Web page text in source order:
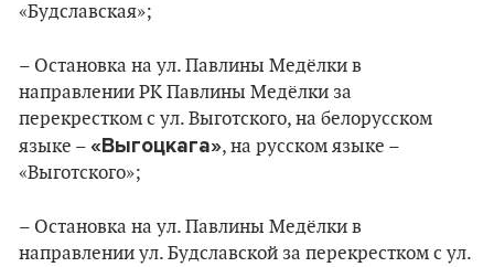
«Будславская»;
– Остановка на ул. Павлины Медёлки в
направлении РК Павлины Медёлки за
перекрестком с ул. Выготского, на белорусском
языке – «Выгоцкага», на русском языке –
«Выготского»;
– Остановка на ул. Павлины Медёлки в
направлении ул. Будславской за перекрестком с ул.